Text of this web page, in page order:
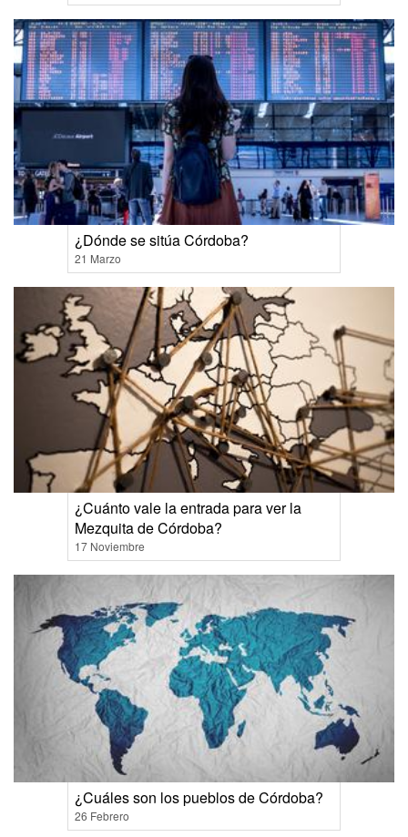
¿Dónde se sitúa Córdoba?
21 Marzo
¿Cuánto vale la entrada para ver la
Mezquita de Córdoba?
17 Noviembre
¿Cuáles son los pueblos de Córdoba?
26 Febrero